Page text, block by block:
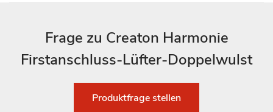
Frage zu Creaton Harmonie
Firstanschluss-Lüfter-Doppelwulst
Produktfrage stellen